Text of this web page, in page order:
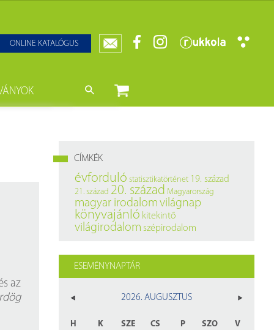
ONLINE KATALÓGUS
az
CÍMKÉK
évforduló statisztikatörténet 19. század
21. század 20. század Magyarország
magyar irodalom világnap
könyvajánló kitekintő
világirodalom szépirodalom
ESEMÉNYNAPTÁR
2026. AUGUSZTUS
H K SZE CS P SZO V